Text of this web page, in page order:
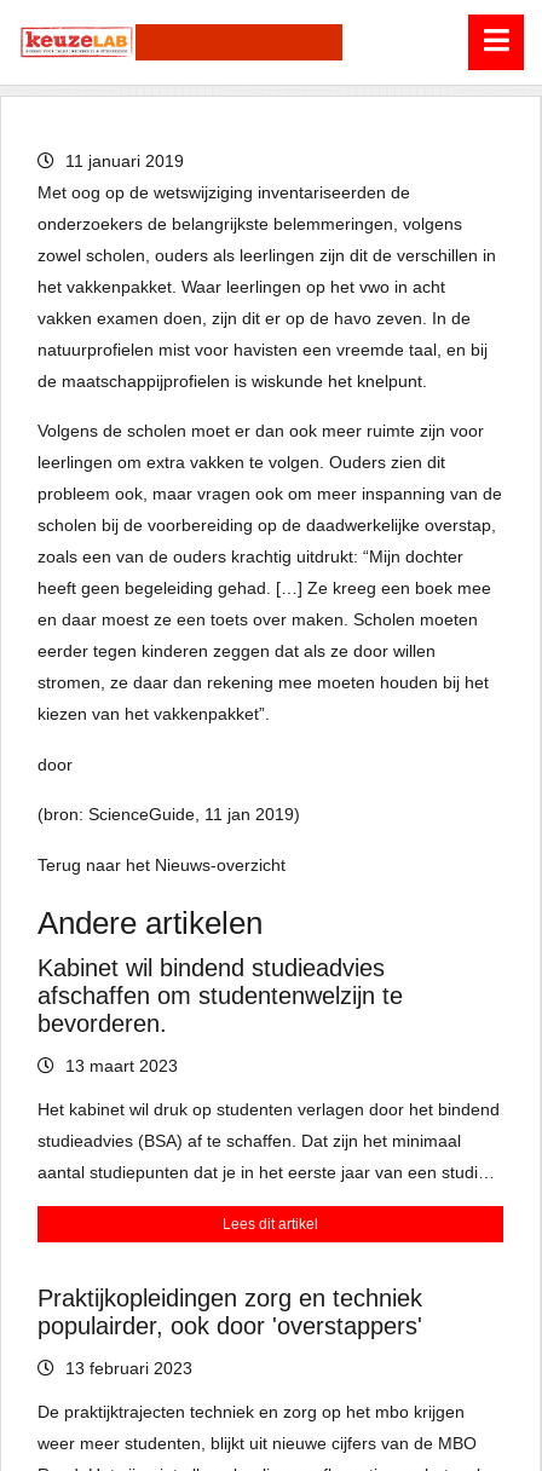
11 januari 2019
Met oog op de wetswijziging inventariseerden de
onderzoekers de belangrijkste belemmeringen, volgens
zowel scholen, ouders als leerlingen zijn dit de verschillen in
het vakkenpakket. Waar leerlingen op het vwo in acht
vakken examen doen, zijn dit er op de havo zeven. In de
natuurprofielen mist voor havisten een vreemde taal, en bij
de maatschappijprofielen is wiskunde het knelpunt.
Volgens de scholen moet er dan ook meer ruimte zijn voor
leerlingen om extra vakken te volgen. Ouders zien dit
probleem ook, maar vragen ook om meer inspanning van de
scholen bij de voorbereiding op de daadwerkelijke overstap,
zoals een van de ouders krachtig uitdrukt: “Mijn dochter
heeft geen begeleiding gehad. […] Ze kreeg een boek mee
en daar moest ze een toets over maken. Scholen moeten
eerder tegen kinderen zeggen dat als ze door willen
stromen, ze daar dan rekening mee moeten houden bij het
kiezen van het vakkenpakket”.
door
(bron: ScienceGuide, 11 jan 2019)
Terug naar het Nieuws-overzicht
Andere artikelen
Kabinet wil bindend studieadvies
afschaffen om studentenwelzijn te
bevorderen.
13 maart 2023
Het kabinet wil druk op studenten verlagen door het bindend
studieadvies (BSA) af te schaffen. Dat zijn het minimaal
aantal studiepunten dat je in het eerste jaar van een studie
moet halen, zodat je verder mag naar je volgende jaar.
Docenten zijn kritisch en vinden het bindend studieadvies
aankunnen.
Lees dit artikel
Praktijkopleidingen zorg en techniek
populairder, ook door 'overstappers'
13 februari 2023
De praktijktrajecten techniek en zorg op het mbo krijgen
weer meer studenten, blijkt uit nieuwe cijfers van de MBO